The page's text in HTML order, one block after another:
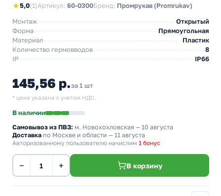
★5,0(1)Артикул: 60-0300Бренд: Промрукав (Promrukav)
Монтаж
Открытый
Форма
Прямоугольная
Материал
Пластик
Количество гермовводов
8
IP
IP66
145,56 р.за 1 шт
* цена указана с учетом НДС.
В наличии
Самовывоз из ПВЗ: м. Новохохловская — 10 августа
Доставка по Москве и области — 11 августа
Авторизованному пользователю начислим 1 бонус
− + В корзину